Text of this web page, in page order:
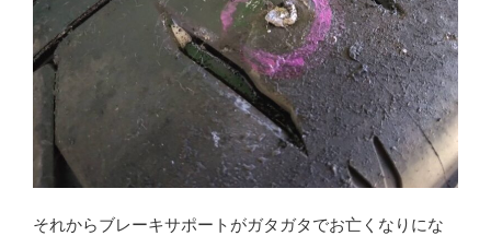
それからブレーキサポートがガタガタでお亡くなりにな